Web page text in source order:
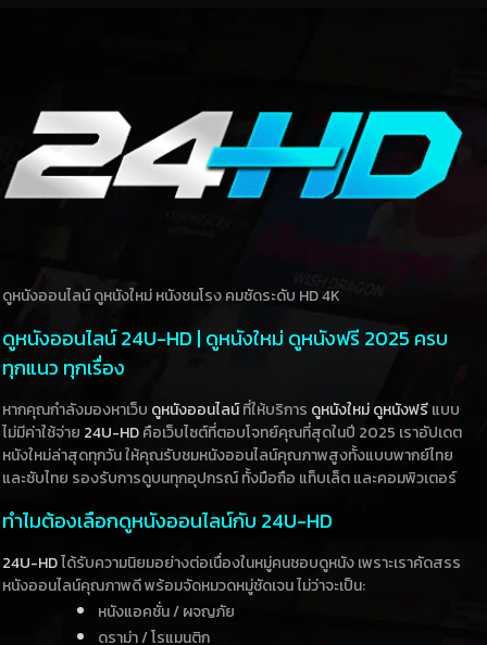
ดูหนังออนไลน์ ดูหนังใหม่ หนังชนโรง คมชัดระดับ HD 4K
ดูหนังออนไลน์ 24U-HD | ดูหนังใหม่ ดูหนังฟรี 2025 ครบ
ทุกแนว ทุกเรื่อง
หากคุณกำลังมองหาเว็บ ดูหนังออนไลน์ที่ให้บริการ ดูหนังใหม่ดูหนังฟรีแบบ
ไม่มีค่าใช้จ่าย 24U-HDคือเว็บไซต์ที่ตอบโจทย์คุณที่สุดในปี 2025 เราอัปเดต
หนังใหม่ล่าสุดทุกวัน ให้คุณรับชมหนังออนไลน์คุณภาพสูงทั้งแบบพากย์ไทย
และซับไทย รองรับการดูบนทุกอุปกรณ์ ทั้งมือถือ แท็บเล็ต และคอมพิวเตอร์
ทำไมต้องเลือกดูหนังออนไลน์กับ 24U-HD
24U-HDได้รับความนิยมอย่างต่อเนื่องในหมู่คนชอบดูหนัง เพราะเราคัดสรร
หนังออนไลน์คุณภาพดี พร้อมจัดหมวดหมู่ชัดเจน ไม่ว่าจะเป็น:
หนังแอคชั่น / ผจญภัย
ดราม่า / โรแมนติก